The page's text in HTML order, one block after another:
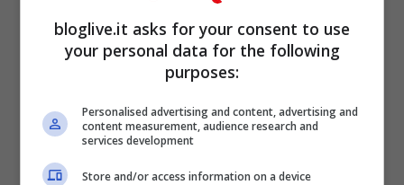
famiglia e accogliere nella loro casa un
nuovo, splendido amico a quattro zampe. Il
piccolo cagnolino,Puffo, è già ricoperto
Dayanee dalla piccola Sofia .
bloglive.it asks for your consent to use
your personal data for the following
purposes:
Personalised advertising and content, advertising and
content measurement, audience research and
services development
Store and/or access information on a device